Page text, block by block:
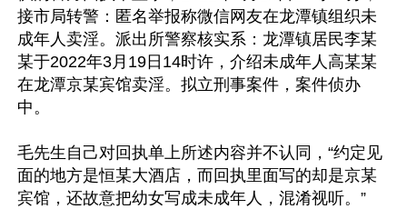
接市局转警：匿名举报称微信网友在龙潭镇组织未
成年人卖淫。派出所警察核实系：龙潭镇居民李某
某于2022年3月19日14时许，介绍未成年人高某某
在龙潭京某宾馆卖淫。拟立刑事案件，案件侦办
中。
毛先生自己对回执单上所述内容并不认同，“约定见
面的地方是恒某大酒店，而回执里面写的却是京某
宾馆，还故意把幼女写成未成年人，混淆视听。”